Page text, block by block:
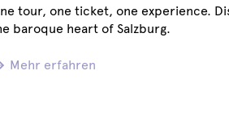
tour, one ticket, one experience.
baroque heart of Salzburg.
Mehr erfahren